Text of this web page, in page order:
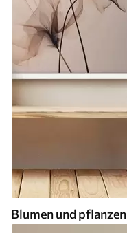
Blumen und pflanzen